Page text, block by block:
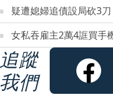
疑遭媳婦追債設局砍3
女私吞雇主2萬4誆買
追蹤
我們